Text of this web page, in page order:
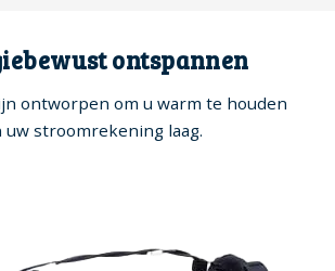
ontspannen
ontworpen om u warm te houden
uw stroomrekening laag.